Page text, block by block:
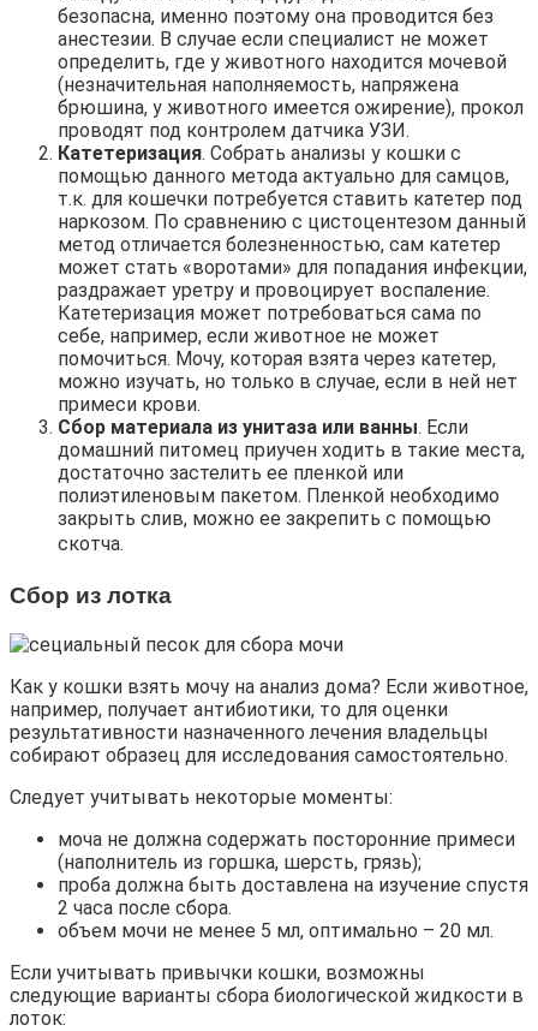
безопасна, именно поэтому она проводится без
анестезии. В случае если специалист не может
определить, где у животного находится мочевой
(незначительная наполняемость, напряжена
брюшина, у животного имеется ожирение), прокол
проводят под контролем датчика УЗИ.
Катетеризация. Собрать анализы у кошки с
помощью данного метода актуально для самцов,
т.к. для кошечки потребуется ставить катетер под
наркозом. По сравнению с цистоцентезом данный
метод отличается болезненностью, сам катетер
может стать «воротами» для попадания инфекции,
раздражает уретру и провоцирует воспаление.
Катетеризация может потребоваться сама по
себе, например, если животное не может
помочиться. Мочу, которая взята через катетер,
можно изучать, но только в случае, если в ней нет
примеси крови.
Сбор материала из унитаза или ванны. Если
домашний питомец приучен ходить в такие места,
достаточно застелить ее пленкой или
полиэтиленовым пакетом. Пленкой необходимо
закрыть слив, можно ее закрепить с помощью
скотча.
Сбор из лотка
Как у кошки взять мочу на анализ дома? Если животное,
например, получает антибиотики, то для оценки
результативности назначенного лечения владельцы
собирают образец для исследования самостоятельно.
Следует учитывать некоторые моменты:
моча не должна содержать посторонние примеси
(наполнитель из горшка, шерсть, грязь);
проба должна быть доставлена на изучение спустя
2 часа после сбора.
объем мочи не менее 5 мл, оптимально – 20 мл.
Если учитывать привычки кошки, возможны
следующие варианты сбора биологической жидкости в
лоток: